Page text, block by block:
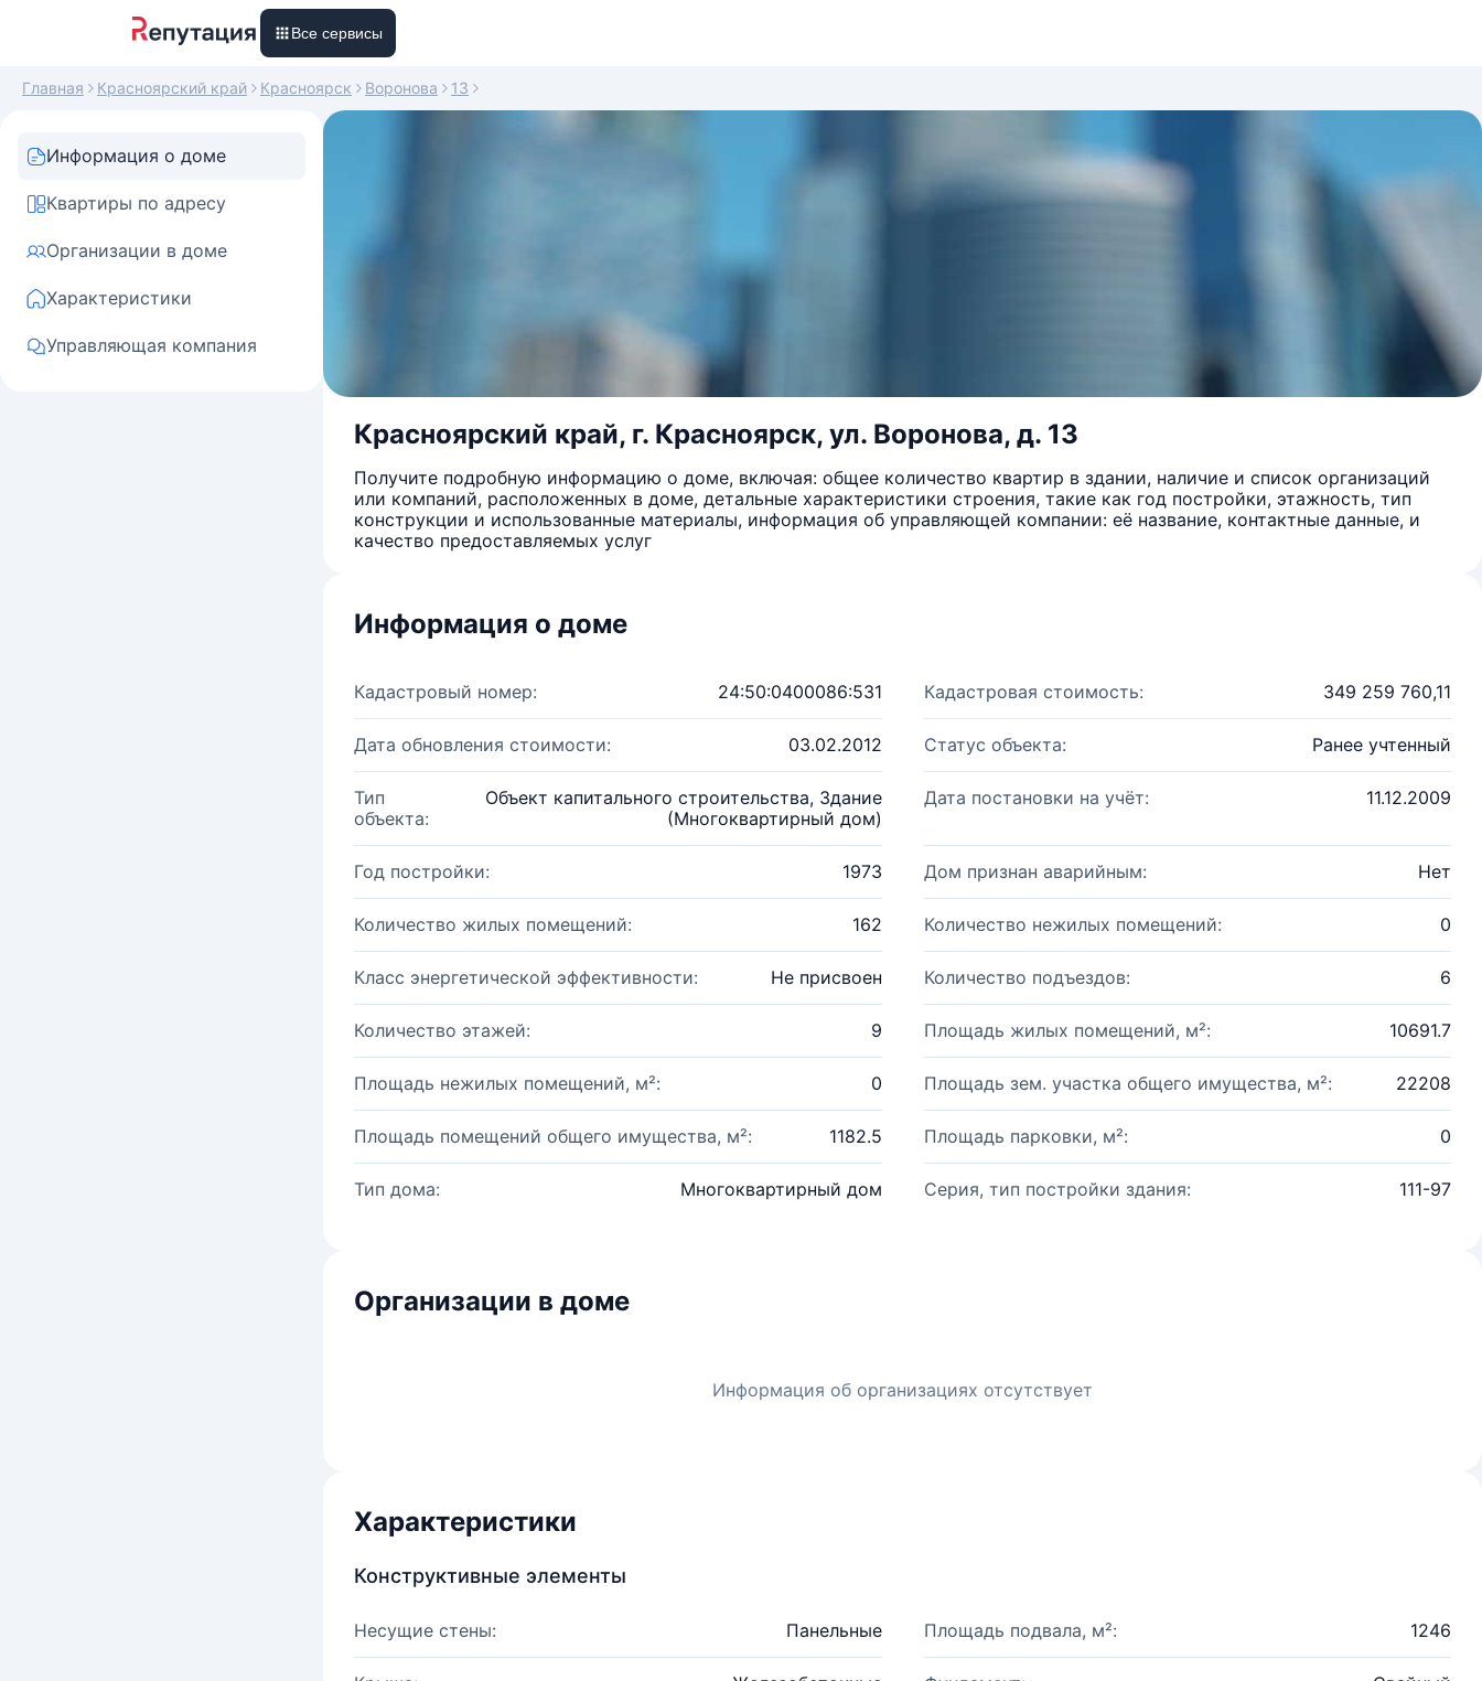
Все сервисы
Главная Красноярский край Красноярск Воронова 13
Информация о доме
Квартиры по адресу
Организации в доме
Характеристики
Управляющая компания
Красноярский край, г. Красноярск, ул. Воронова, д. 13
Получите подробную информацию о доме, включая: общее количество квартир в здании, наличие и список организаций
или компаний, расположенных в доме, детальные характеристики строения, такие как год постройки, этажность, тип
конструкции и использованные материалы, информация об управляющей компании: её название, контактные данные, и
качество предоставляемых услуг
Информация о доме
Кадастровый номер: 24:50:0400086:531 Кадастровая стоимость: 349 259 760,11
Дата обновления стоимости: 03.02.2012 Статус объекта: Ранее учтенный
Тип
объекта:
Объект капитального строительства, Здание
(Многоквартирный дом)
Дата постановки на учёт: 11.12.2009
Год постройки: 1973 Дом признан аварийным: Нет
Количество жилых помещений: 162 Количество нежилых помещений: 0
Класс энергетической эффективности: Не присвоен Количество подъездов: 6
Количество этажей: 9 Площадь жилых помещений, м²: 10691.7
Площадь нежилых помещений, м²: 0 Площадь зем. участка общего имущества, м²: 22208
Площадь помещений общего имущества, м²: 1182.5 Площадь парковки, м²: 0
Тип дома: Многоквартирный дом Серия, тип постройки здания: 111-97
Организации в доме
Информация об организациях отсутствует
Характеристики
Конструктивные элементы
Несущие стены: Панельные Площадь подвала, м²: 1246